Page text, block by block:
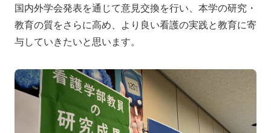
国内外学会発表を通じて意見交換を行い、本学の研究・
教育の質をさらに高め、より良い看護の実践と教育に寄
与していきたいと思います。